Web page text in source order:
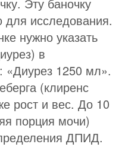
для исследования.
нужно указать
в
«Диурез 1250 мл».
(клиренс
рост и вес. До 10
порция мочи)
ДПИД.